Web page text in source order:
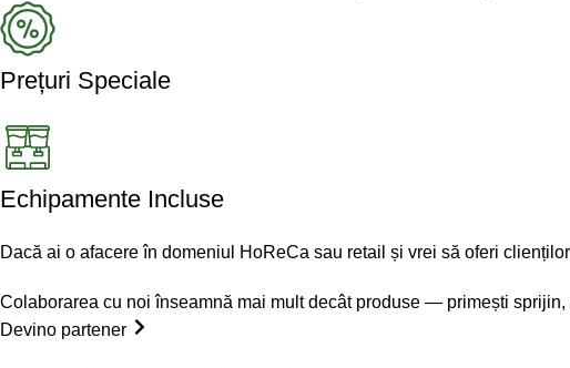
Prețuri Speciale
Echipamente Incluse
Dacă ai o afacere în domeniul HoReCa sau retail și vrei să oferi
Colaborarea cu noi înseamnă mai mult decât produse — primești
Devino partener